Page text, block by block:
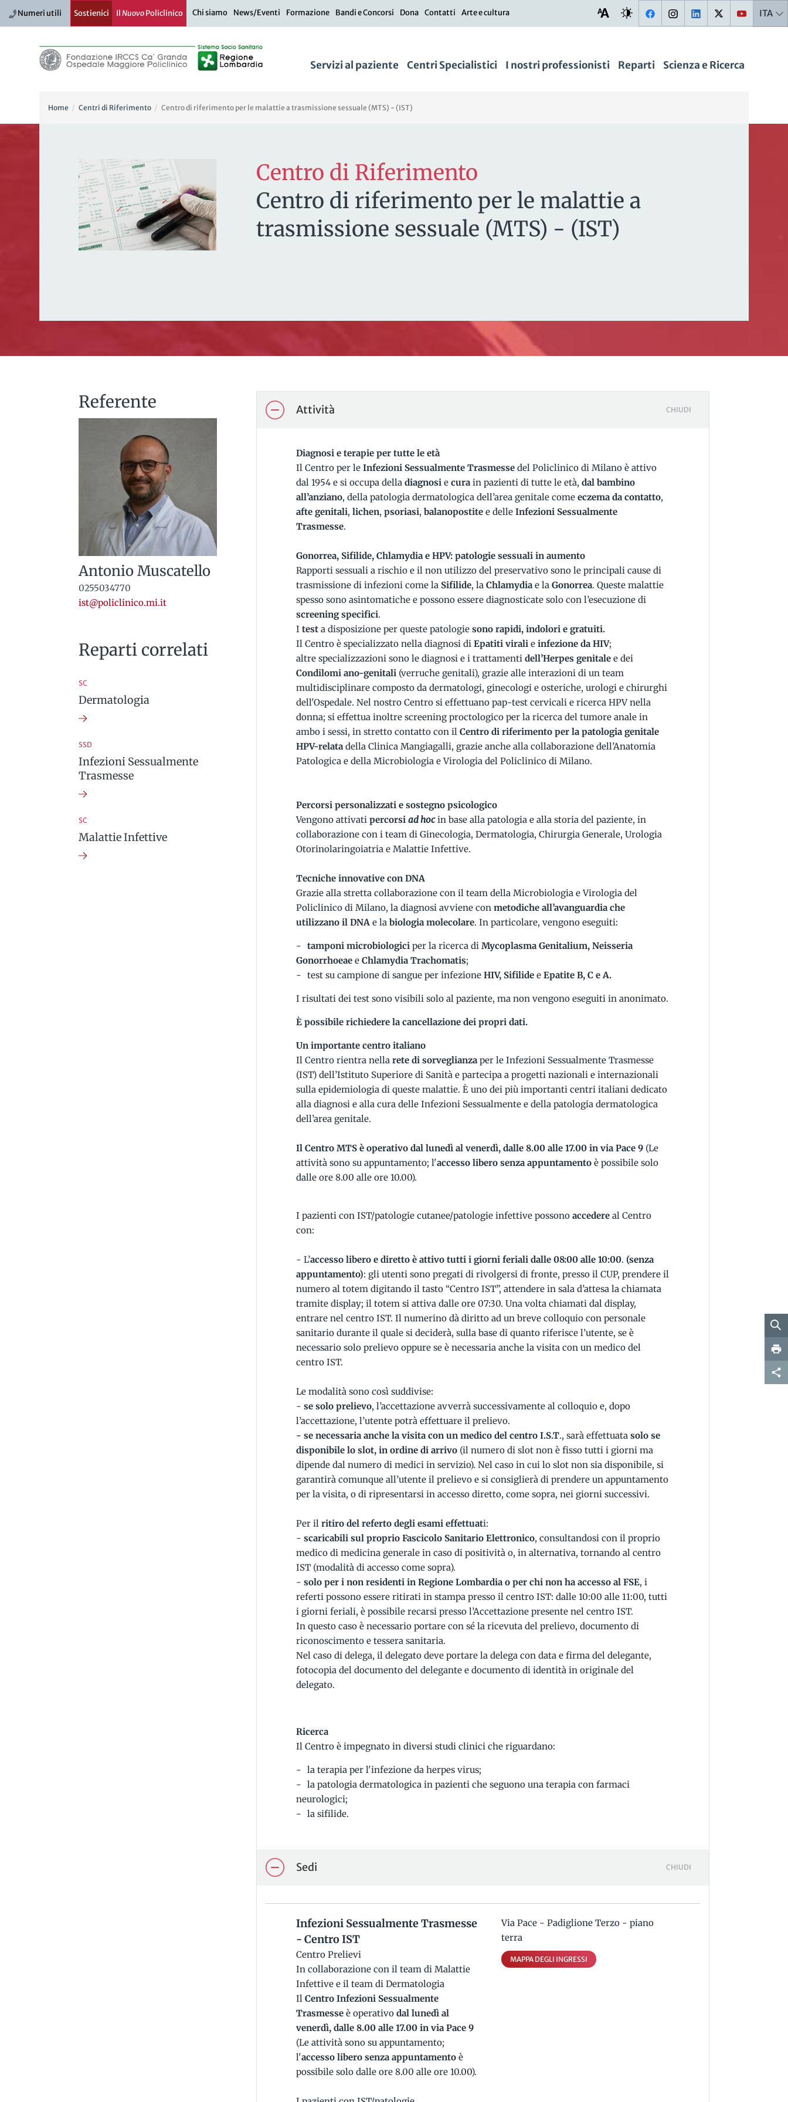
Numeri utili Sostienici IlNuovoPoliclinico Chi siamo News/Eventi Formazione Bandi e Concorsi Dona Contatti Arte e cultura ITA
Servizi al paziente Centri Specialistici I nostri professionisti Reparti Scienza e Ricerca
Home Centri di Riferimento Centro di riferimento per le malattie a trasmissione sessuale (MTS) - (IST)
Centro di Riferimento
Centro di riferimento per le malattie a
trasmissione sessuale (MTS) - (IST)
Attività CHIUDI
Diagnosi e terapie per tutte le età
Il Centro per le Infezioni Sessualmente Trasmesse del Policlinico di Milano è attivo
dal 1954 e si occupa della diagnosie cura in pazienti di tutte le età, dal bambino
all’anziano, della patologia dermatologica dell’area genitale come eczema da contatto,
afte genitali, lichen, psoriasi, balanopostitee delle Infezioni Sessualmente
Trasmesse.
Gonorrea, Sifilide, Chlamydia e HPV: patologie sessuali in aumento
Rapporti sessuali a rischio e il non utilizzo del preservativo sono le principali cause di
trasmissione di infezioni come la Sifilide, la Chlamydiae la Gonorrea. Queste malattie
spesso sono asintomatiche e possono essere diagnosticate solo con l’esecuzione di
screening specifici.
I test a disposizione per queste patologie sono rapidi, indolori e gratuiti.
Il Centro è specializzato nella diagnosi diEpatiti viralieinfezione da HIV;
altre specializzazioni sono le diagnosi e i trattamenti dell’Herpes genitalee dei
Condilomi ano-genitali(verruche genitali), grazie alle interazioni di un team
multidisciplinare composto da dermatologi, ginecologi e osteriche, urologi e chirurghi
dell'Ospedale. Nel nostro Centro si effettuano pap-test cervicali e ricerca HPV nella
donna; si effettua inoltre screening proctologico per la ricerca del tumore anale in
ambo i sessi, in stretto contatto con il Centro di riferimento per la patologia genitale
HPV-relatadella Clinica Mangiagalli, grazie anche alla collaborazione dell’Anatomia
Patologica e della Microbiologia e Virologia del Policlinico di Milano.
Percorsi personalizzati e sostegno psicologico
Vengono attivati percorsi ad hocin base alla patologia e alla storia del paziente, in
collaborazione con i team di Ginecologia, Dermatologia, Chirurgia Generale, Urologia
Otorinolaringoiatria e Malattie Infettive.
Tecniche innovative con DNA
Grazie alla stretta collaborazione con il team della Microbiologia e Virologia del
Policlinico di Milano, la diagnosi avviene con metodiche all’avanguardia che
utilizzano il DNAe la biologia molecolare. In particolare, vengono eseguiti:
tamponi microbiologiciper la ricerca di Mycoplasma Genitalium, Neisseria
Gonorrhoeae eChlamydia Trachomatis;
test su campione di sangue per infezioneHIV, Sifilide eEpatite B, C e A.
I risultati dei test sono visibili solo al paziente, ma non vengono eseguiti in anonimato.
È possibile richiedere la cancellazione dei propri dati.
Un importante centro italiano
Il Centro rientra nella rete di sorveglianzaper le Infezioni Sessualmente Trasmesse
(IST) dell’Istituto Superiore di Sanità e partecipa a progetti nazionali e internazionali
sulla epidemiologia di queste malattie. È uno dei più importanti centri italiani dedicato
alla diagnosi e alla cura delle Infezioni Sessualmente e della patologia dermatologica
dell’area genitale.
Il Centro MTS è operativo dal lunedì al venerdì, dalle 8.00 alle 17.00 in via Pace 9 (Le
attività sono su appuntamento; l'accesso libero senza appuntamentoè possibile solo
dalle ore 8.00 alle ore 10.00).
I pazienti con IST/patologie cutanee/patologie infettive possono accedere al Centro
con:
- L’accesso libero e diretto è attivo tutti i giorni feriali dalle 08:00 alle 10:00. (senza
appuntamento): gli utenti sono pregati di rivolgersi di fronte, presso il CUP, prendere il
numero al totem digitando il tasto “Centro IST”, attendere in sala d’attesa la chiamata
tramite display; il totem si attiva dalle ore 07:30. Una volta chiamati dal display,
entrare nel centro IST. Il numerino dà diritto ad un breve colloquio con personale
sanitario durante il quale si deciderà, sulla base di quanto riferisce l’utente, se è
necessario solo prelievo oppure se è necessaria anche la visita con un medico del
centro IST.
Le modalità sono così suddivise:
- se solo prelievo, l’accettazione avverrà successivamente al colloquio e, dopo
l’accettazione, l’utente potrà effettuare il prelievo.
- se necessaria anche la visita con un medico del centro I.S.T., sarà effettuatasolo se
disponibile lo slot, in ordine di arrivo(il numero di slot non è fisso tutti i giorni ma
dipende dal numero di medici in servizio). Nel caso in cui lo slot non sia disponibile, si
garantirà comunque all’utente il prelievo e si consiglierà di prendere un appuntamento
per la visita, o di ripresentarsi in accesso diretto, come sopra, nei giorni successivi.
Per il ritiro del referto degli esami effettuati:
- scaricabili sul proprio Fascicolo Sanitario Elettronico, consultandosi con il proprio
medico di medicina generale in caso di positività o, in alternativa, tornando al centro
IST (modalità di accesso come sopra).
- solo per i non residenti in Regione Lombardia o per chi non ha accesso al FSE, i
referti possono essere ritirati in stampa presso il centro IST: dalle 10:00 alle 11:00, tutti
i giorni feriali, è possibile recarsi presso l’Accettazione presente nel centro IST.
In questo caso è necessario portare con sé la ricevuta del prelievo, documento di
riconoscimento e tessera sanitaria.
Nel caso di delega, il delegato deve portare la delega con data e firma del delegante,
fotocopia del documento del delegante e documento di identità in originale del
delegato.
Ricerca
Il Centro è impegnato in diversi studi clinici che riguardano:
la terapia per l'infezione da herpes virus;
la patologia dermatologica in pazienti che seguono una terapia con farmaci
neurologici;
la sifilide.
Sedi CHIUDI
Infezioni Sessualmente Trasmesse
- Centro IST
Centro Prelievi
In collaborazione con il team di Malattie
Infettive e il team di Dermatologia
Il Centro Infezioni Sessualmente
Trasmesseè operativodal lunedì al
venerdì, dalle 8.00 alle 17.00 in via Pace 9
(Le attività sono su appuntamento;
l'accesso libero senza appuntamentoè
possibile solo dalle ore 8.00 alle ore 10.00).
Via Pace - Padiglione Terzo - piano
terra
MAPPA DEGLI INGRESSI
Referente
Antonio Muscatello
0255034770
ist@policlinico.mi.it
Reparti correlati
SC
Dermatologia
SSD
Infezioni Sessualmente
Trasmesse
SC
Malattie Infettive